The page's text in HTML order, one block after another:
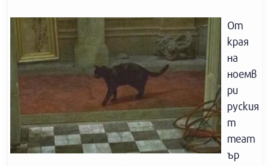
От
края
на
ноемв
ри
руския
т
теат
ър